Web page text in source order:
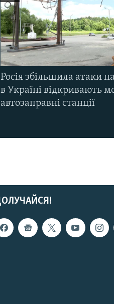
Росія збільшила атаки
в Україні відкривають
автозаправні станції